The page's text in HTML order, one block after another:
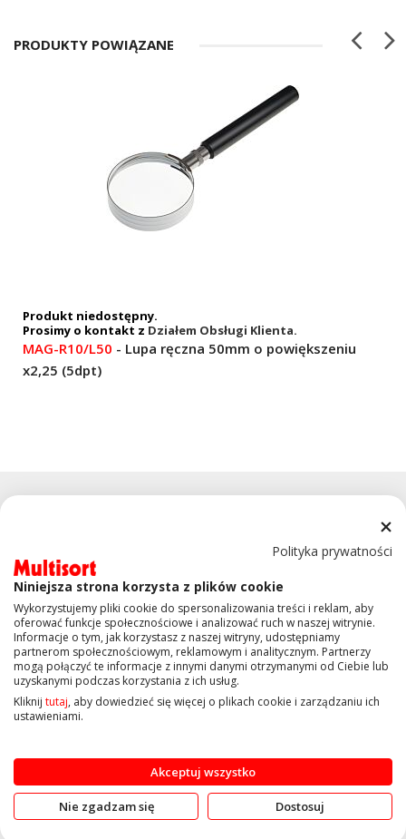
PRODUKTY POWIĄZANE
Produkt niedostępny.
Prosimy o kontakt z Działem Obsługi Klienta.
MAG-R10/L50 - Lupa ręczna 50mm o powiększeniu
x2,25 (5dpt)
KONTAKT
OBSŁUGA KLIENTA
INFORMACJE
Copyright © 2019 Multisort.pl. Wszelkie prawa zastrzeżone
Polityka prywatności
Niniejsza strona korzysta z plików cookie
Wykorzystujemy pliki cookie do spersonalizowania treści i reklam, aby
oferować funkcje społecznościowe i analizować ruch w naszej witrynie.
Informacje o tym, jak korzystasz z naszej witryny, udostępniamy
partnerom społecznościowym, reklamowym i analitycznym. Partnerzy
mogą połączyć te informacje z innymi danymi otrzymanymi od Ciebie lub
uzyskanymi podczas korzystania z ich usług.
Kliknij tutaj, aby dowiedzieć się więcej o plikach cookie i zarządzaniu ich
ustawieniami.
Akceptuj wszystko
Nie zgadzam się Dostosuj